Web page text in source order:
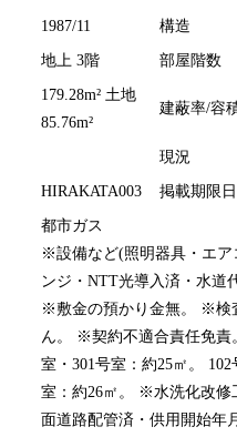
1987/11 構造
地上 3階 部屋階数
179.28m² 土地
85.76m²
建蔽率/容
現況
HIRAKATA003 掲載期限日
都市ガス
※設備など(照明器具・エア
ンジ・NTT光導入済・水道
※敷金の預かり金無。 ※検
ん。 ※契約不適合責任免責
室・301号室：約25㎡。
室：約26㎡。 ※水洗化改修
面道路配管済・供用開始年